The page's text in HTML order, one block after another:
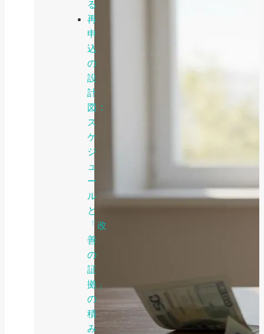
る
再
申
込
の
設
計
図：
ス
ケ
ジ
ュ
ー
ル
と
「改
善
の
証
拠」
の
積
み